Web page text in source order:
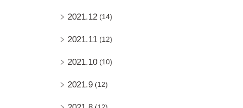
2021.12 (14)
2021.11 (12)
2021.10 (10)
2021.9 (12)